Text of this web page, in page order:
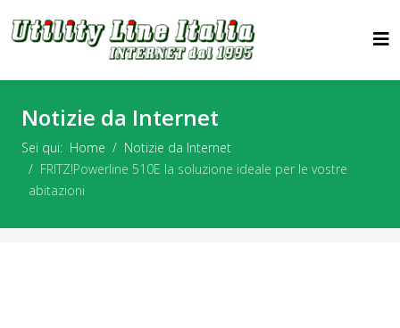
Notizie da Internet
Sei qui: Home
Notizie da Internet
FRITZ!Powerline 510E la soluzione ideale per le vostre
abitazioni